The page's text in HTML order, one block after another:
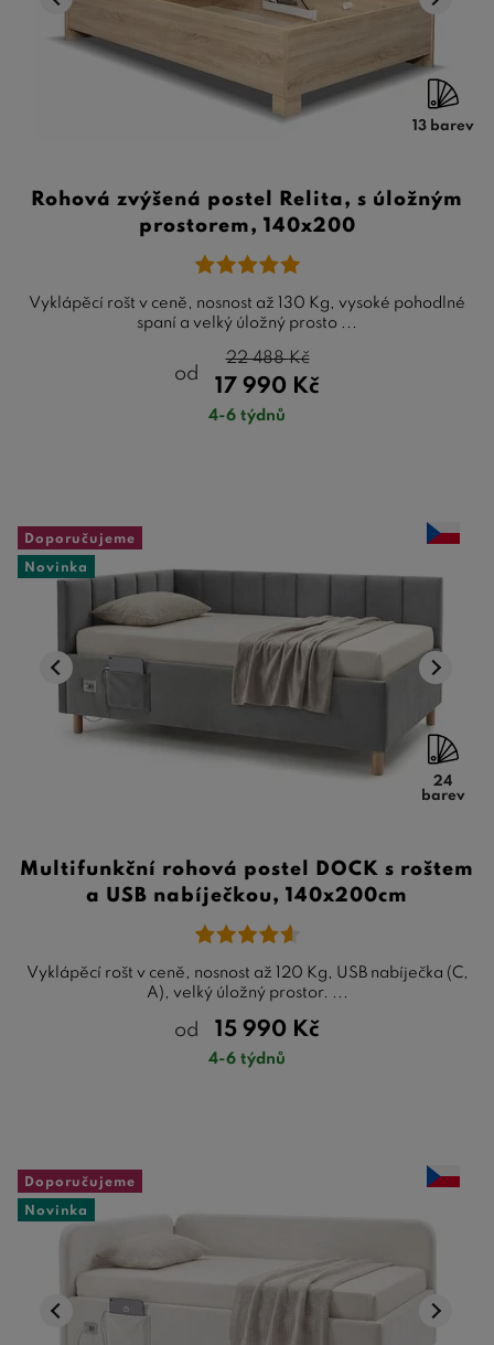
13 barev
Rohová zvýšená postel Relita, s úložným
prostorem, 140x200
Vyklápěcí rošt v ceně, nosnost až 130 Kg, vysoké pohodlné
spaní a velký úložný prosto ...
od
17 990 Kč
22 488Kč
4-6 týdnů
Doporučujeme
Novinka
24
barev
Multifunkční rohová postel DOCK s roštem
a USB nabíječkou, 140x200cm
Vyklápěcí rošt v ceně, nosnost až 120 Kg, USB nabíječka (C,
A), velký úložný prostor. ...
od 15 990 Kč
4-6 týdnů
Doporučujeme
Novinka